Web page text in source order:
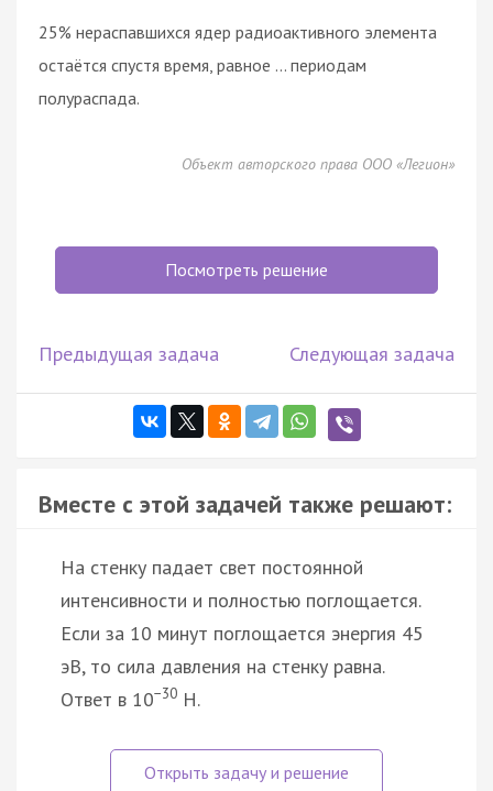
25% нераспавшихся ядер радиоактивного элемента
остаётся спустя время, равное ... периодам
полураспада.
Объект авторского права ООО «Легион»
Посмотреть решение
Предыдущая задача Следующая задача
Вместе с этой задачей также решают:
На стенку падает свет постоянной
интенсивности и полностью поглощается.
Если за 10 минут поглощается энергия 45
эВ, то сила давления на стенку равна.
Ответ в 10−30 Н.